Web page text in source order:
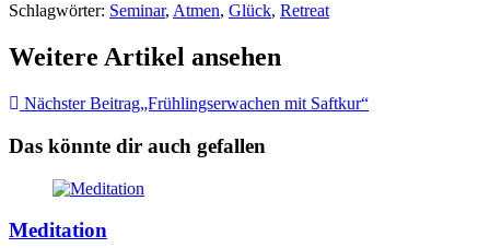
Schlagwörter: Seminar, Atmen, Glück, Retreat
Weitere Artikel ansehen
Nächster Beitrag„Frühlingserwachen mit Saftkur“
Das könnte dir auch gefallen
Meditation